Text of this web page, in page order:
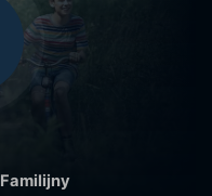
Familijny